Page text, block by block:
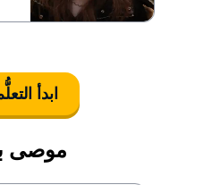
ابدأ
موصى